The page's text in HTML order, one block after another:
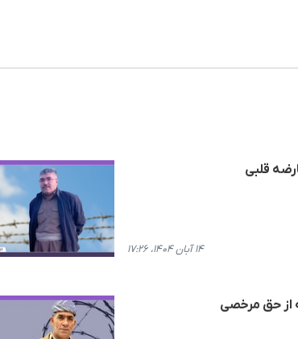
قلبی
۱۴ آبان ۱۴۰۴، ۱۷:۲۶
از حق مرخصی